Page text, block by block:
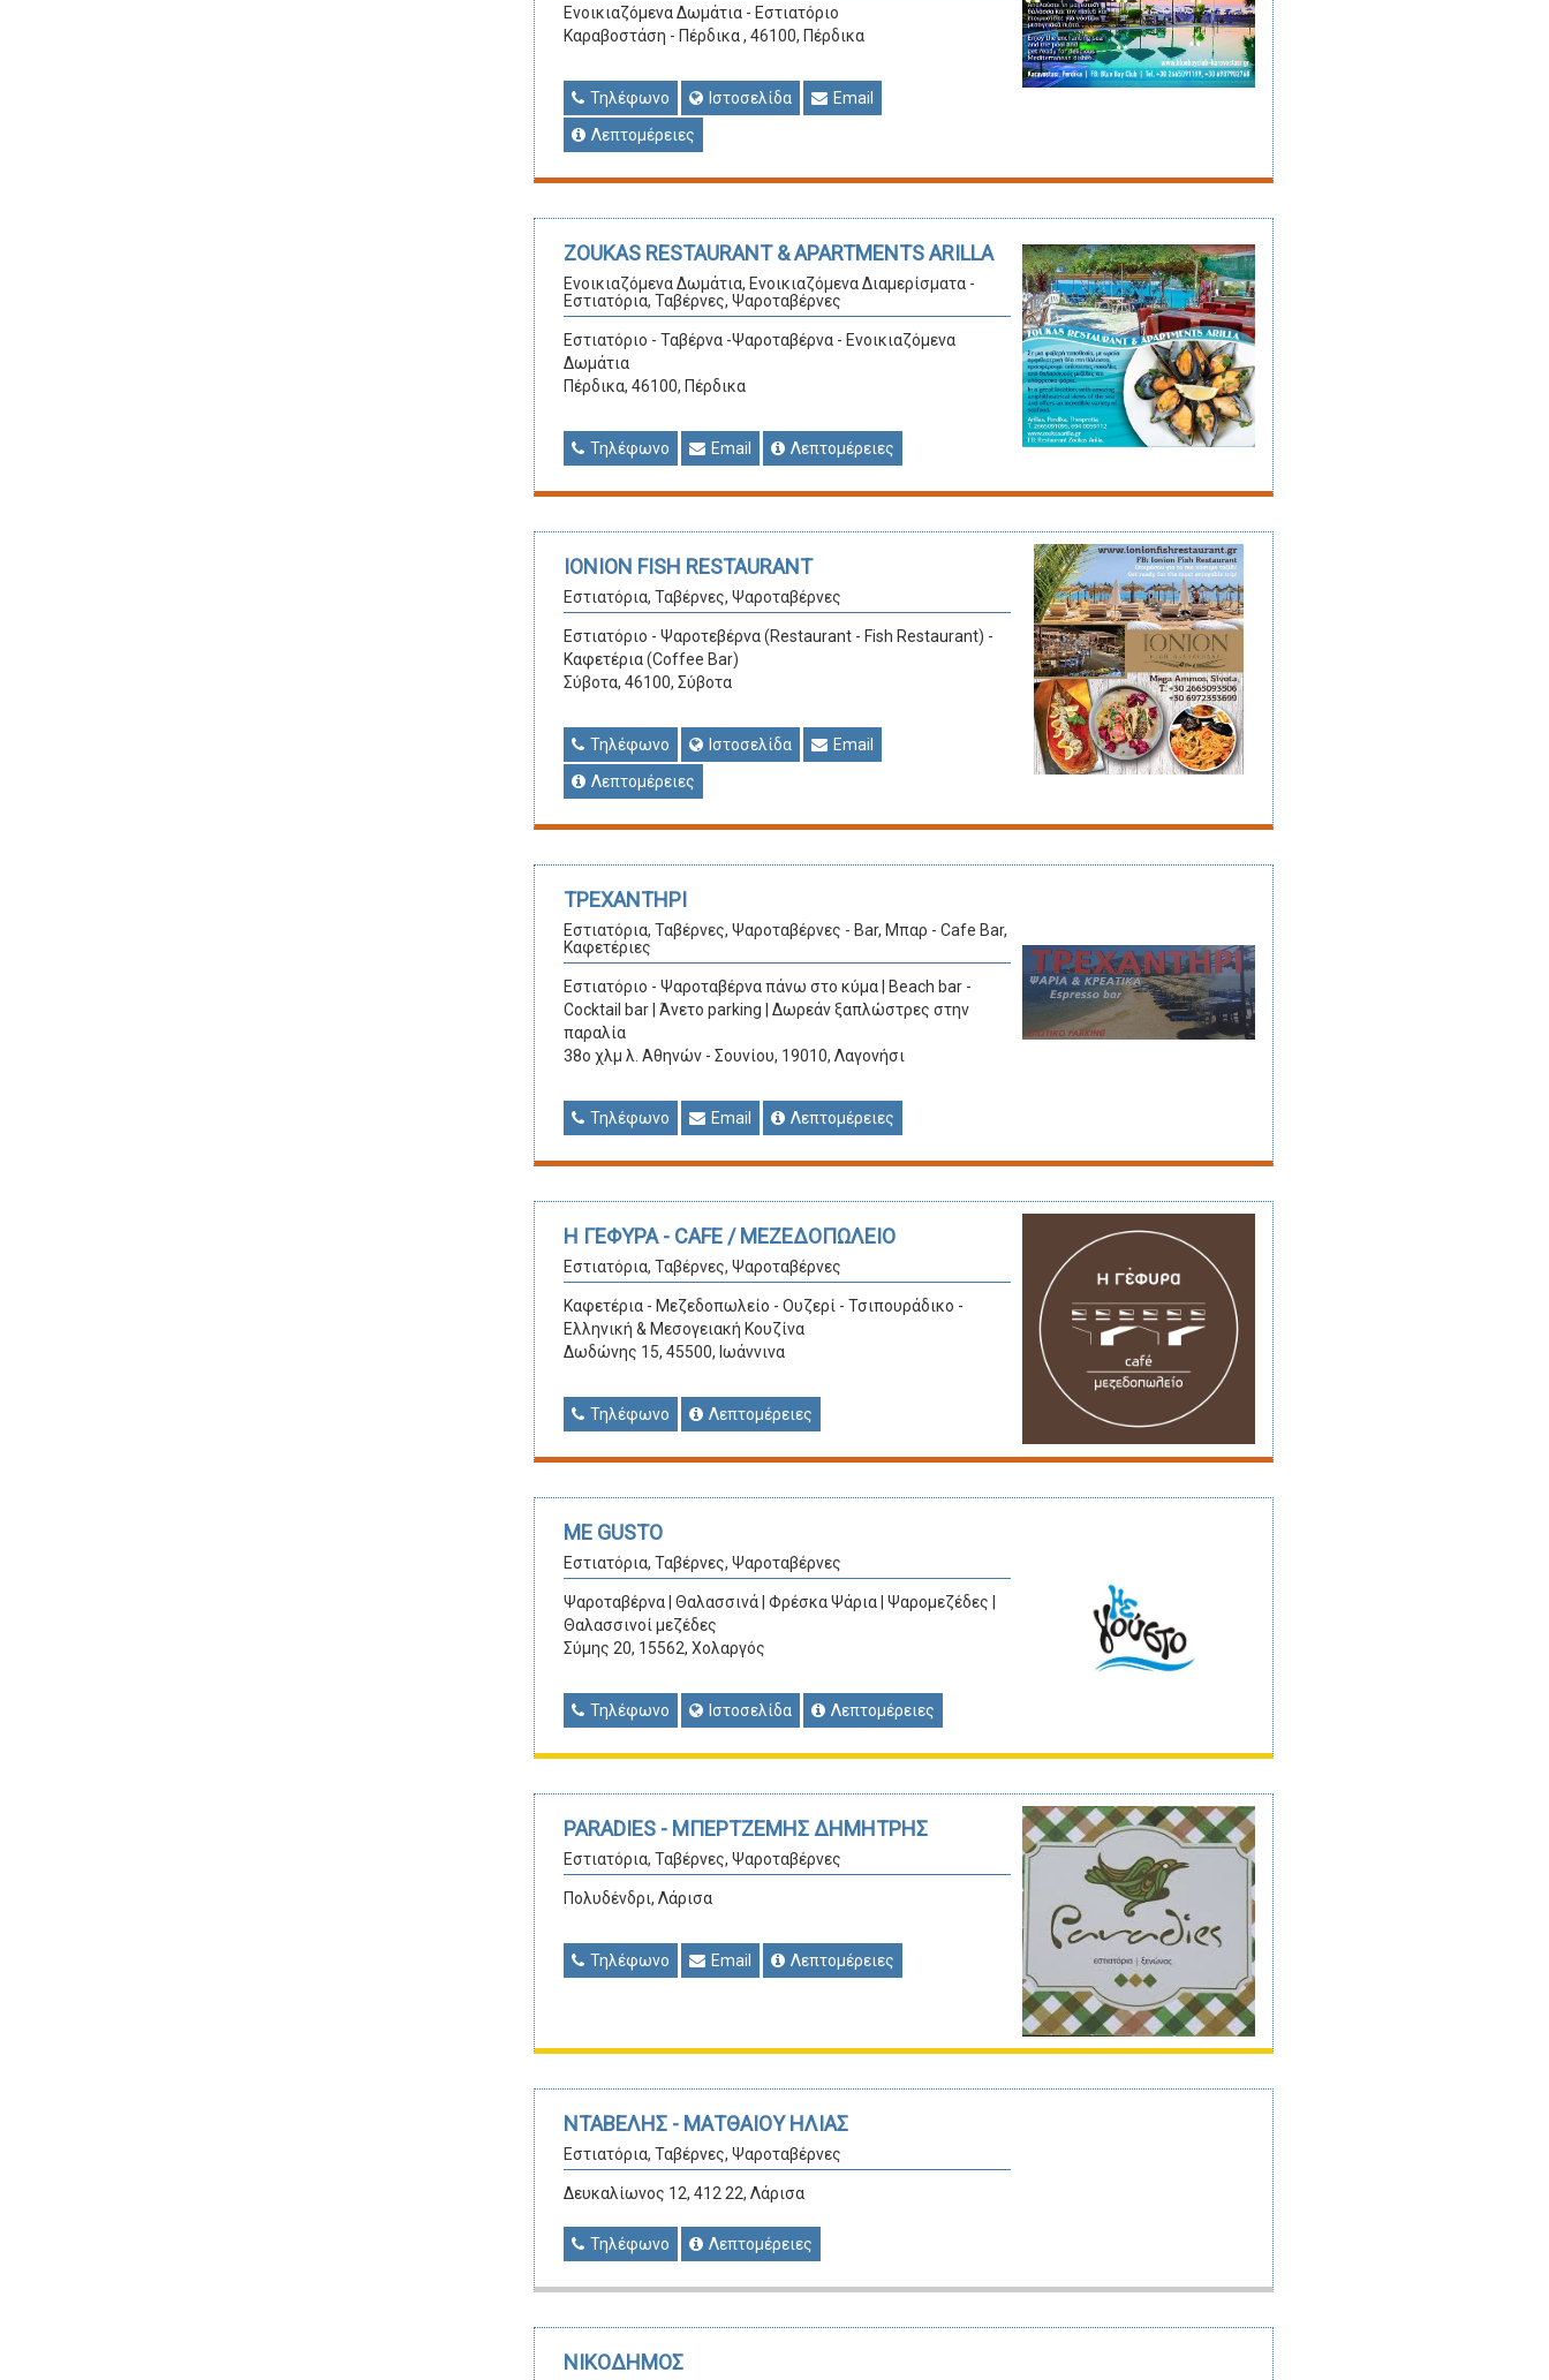
Ενοικιαζόμενα Δωμάτια - Εστιατόριο
Καραβοστάση - Πέρδικα , 46100, Πέρδικα
Τηλέφωνο Ιστοσελίδα
Email
Λεπτομέρειες
ZOUKAS RESTAURANT & APARTMENTS ARILLA
Ενοικιαζόμενα Δωμάτια, Ενοικιαζόμενα Διαμερίσματα -
Εστιατόρια, Ταβέρνες, Ψαροταβέρνες
Εστιατόριο - Ταβέρνα -Ψαροταβέρνα - Ενοικιαζόμενα
Δωμάτια
Πέρδικα, 46100, Πέρδικα
Τηλέφωνο Email Λεπτομέρειες
IONION FISH RESTAURANT
Εστιατόρια, Ταβέρνες, Ψαροταβέρνες
Εστιατόριο - Ψαροτεβέρνα (Restaurant - Fish Restaurant) -
Καφετέρια (Coffee Bar)
Σύβοτα, 46100, Σύβοτα
Τηλέφωνο Ιστοσελίδα
Email
Λεπτομέρειες
ΤΡΕΧΑΝΤΗΡΙ
Εστιατόρια, Ταβέρνες, Ψαροταβέρνες - Bar, Μπαρ - Cafe Bar,
Καφετέριες
Εστιατόριο - Ψαροταβέρνα πάνω στο κύμα | Beach bar -
Cocktail bar | Άνετο parking | Δωρεάν ξαπλώστρες στην
παραλία
38ο χλμ λ. Αθηνών - Σουνίου, 19010, Λαγονήσι
Τηλέφωνο Email Λεπτομέρειες
Η ΓΕΦΥΡΑ - CAFE / ΜΕΖΕΔΟΠΩΛΕΙΟ
Εστιατόρια, Ταβέρνες, Ψαροταβέρνες
Καφετέρια - Μεζεδοπωλείο - Ουζερί - Τσιπουράδικο -
Ελληνική & Μεσογειακή Κουζίνα
Δωδώνης 15, 45500, Ιωάννινα
Τηλέφωνο Λεπτομέρειες
ME GUSTO
Εστιατόρια, Ταβέρνες, Ψαροταβέρνες
Ψαροταβέρνα | Θαλασσινά | Φρέσκα Ψάρια | Ψαρομεζέδες |
Θαλασσινοί μεζέδες
Σύμης 20, 15562, Χολαργός
Τηλέφωνο Ιστοσελίδα Λεπτομέρειες
PARADIES - ΜΠΕΡΤΖΕΜΗΣ ΔΗΜΗΤΡΗΣ
Εστιατόρια, Ταβέρνες, Ψαροταβέρνες
Πολυδένδρι, Λάρισα
Τηλέφωνο Email Λεπτομέρειες
ΝΤΑΒΕΛΗΣ - ΜΑΤΘΑΙΟΥ ΗΛΙΑΣ
Εστιατόρια, Ταβέρνες, Ψαροταβέρνες
Δευκαλίωνος 12, 412 22, Λάρισα
Τηλέφωνο Λεπτομέρειες
ΝΙΚΟΔΗΜΟΣ